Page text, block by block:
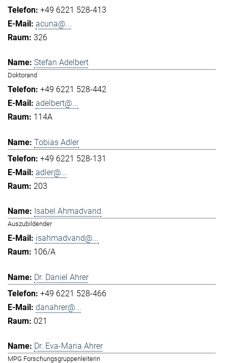
+49 6221 528-413
acuna@...
326
Stefan Adelbert
Doktorand
+49 6221 528-442
adelbert@...
114A
Tobias Adler
+49 6221 528-131
adler@...
203
Isabel Ahmadvand
Auszubildender
isahmadvand@...
106/A
Dr. Daniel Ahrer
+49 6221 528-466
danahrer@...
021
Dr. Eva-Maria Ahrer
MPG Forschungsgruppenleiterin